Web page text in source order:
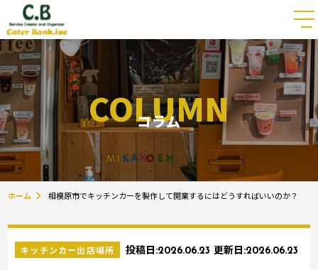
COLUMN
コラム
ホーム 相模原市でキッチンカーを製作して開業するにはどうすればいいのか？
キッチンカー出店場所 投稿日:2026.06.23 更新日:2026.06.23